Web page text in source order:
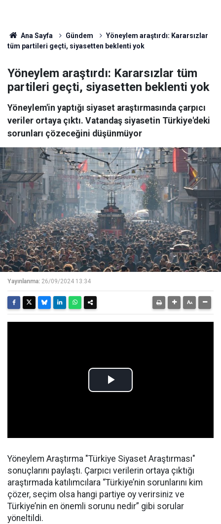
Ana Sayfa Gündem
Yöneylem araştırdı: Kararsızlar
tüm partileri geçti, siyasetten beklenti yok
Yöneylem araştırdı: Kararsızlar tüm
partileri geçti, siyasetten beklenti yok
Yöneylem'in yaptığı siyaset araştırmasında çarpıcı
veriler ortaya çıktı. Vatandaş siyasetin Türkiye'deki
sorunları çözeceğini düşünmüyor
Yayınlanma: 26/09/2024 13:34
Yöneylem Araştırma "Türkiye Siyaset Araştırması"
sonuçlarını paylaştı. Çarpıcı verilerin ortaya çıktığı
araştırmada katılımcılara “Türkiye’nin sorunlarını kim
çözer, seçim olsa hangi partiye oy verirsiniz ve
Türkiye’nin en önemli sorunu nedir” gibi sorular
yöneltildi.